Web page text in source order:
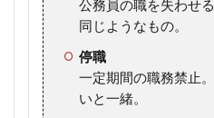
公務員の職を失わせ
同じようなもの。
停職
一定期間の職務禁止
いと一緒。